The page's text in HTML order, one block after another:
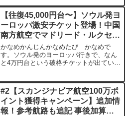
日は 修行おやすみday にしました。理由
はシンプルで、...
【往復45,000円台〜】ソウル発ヨ
ーロッパ激安チケット登場！中国
南方航空でマドリード・ルクセン
ブルクへ【2025年11〜12月】
かなめかんじんかなめたび かなめで
す。ソウル発のヨーロッパ行きで、なん
と4万円台という破格チケットが出ていま
が、この値段はそうそう見ません。フラ
イト情報①マドリード行き項...
#2【スカンジナビア航空100万ポ
イント獲得キャンペーン】追加情
報！参考航路も追記 事後加算は